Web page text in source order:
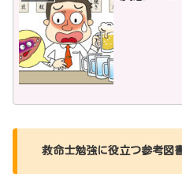
救命士勉強に役立つ参考図